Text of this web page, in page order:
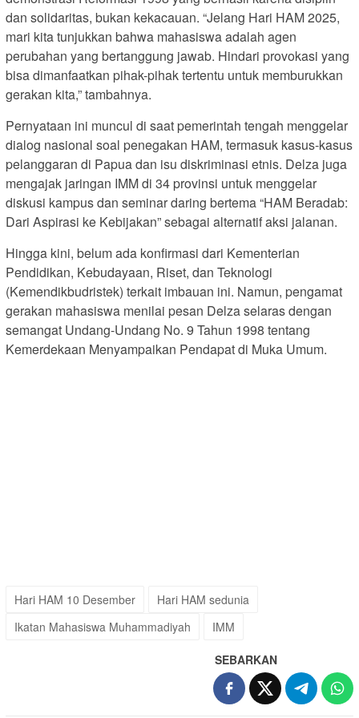
dan solidaritas, bukan kekacauan. “Jelang Hari HAM 2025,
mari kita tunjukkan bahwa mahasiswa adalah agen
perubahan yang bertanggung jawab. Hindari provokasi yang
bisa dimanfaatkan pihak-pihak tertentu untuk memburukkan
gerakan kita,” tambahnya.
Pernyataan ini muncul di saat pemerintah tengah menggelar
dialog nasional soal penegakan HAM, termasuk kasus-kasus
pelanggaran di Papua dan isu diskriminasi etnis. Delza juga
mengajak jaringan IMM di 34 provinsi untuk menggelar
diskusi kampus dan seminar daring bertema “HAM Beradab:
Dari Aspirasi ke Kebijakan” sebagai alternatif aksi jalanan.
Hingga kini, belum ada konfirmasi dari Kementerian
Pendidikan, Kebudayaan, Riset, dan Teknologi
(Kemendikbudristek) terkait imbauan ini. Namun, pengamat
gerakan mahasiswa menilai pesan Delza selaras dengan
semangat Undang-Undang No. 9 Tahun 1998 tentang
Kemerdekaan Menyampaikan Pendapat di Muka Umum.
Hari HAM 10 Desember
Hari HAM sedunia
Ikatan Mahasiswa Muhammadiyah
IMM
SEBARKAN